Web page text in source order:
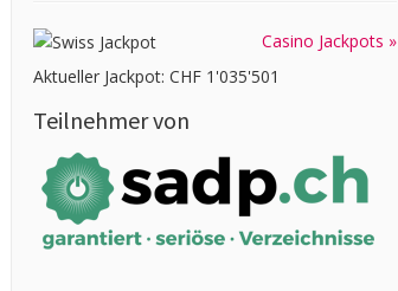
Casino Jackpots »
Aktueller Jackpot: CHF 1'035'501
Teilnehmer von